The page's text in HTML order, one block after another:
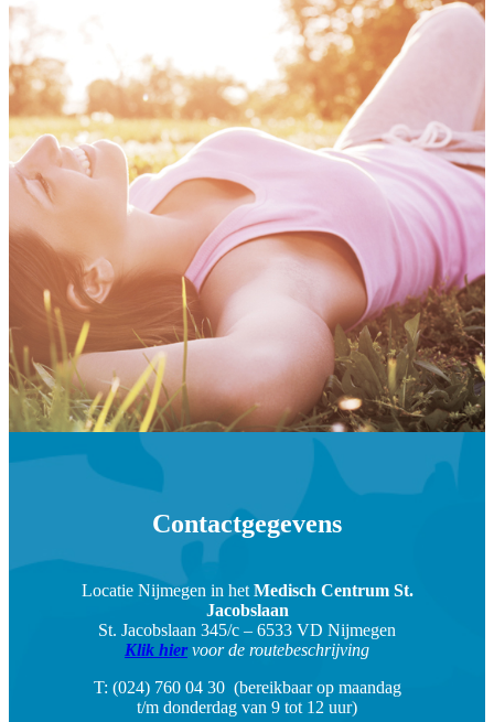
Contactgegevens
Locatie Nijmegen in het Medisch Centrum St.
Jacobslaan
St. Jacobslaan 345/c – 6533 VD Nijmegen
Klik hier voor de routebeschrijving
T: (024) 760 04 30 (bereikbaar op maandag
t/m donderdag van 9 tot 12 uur)